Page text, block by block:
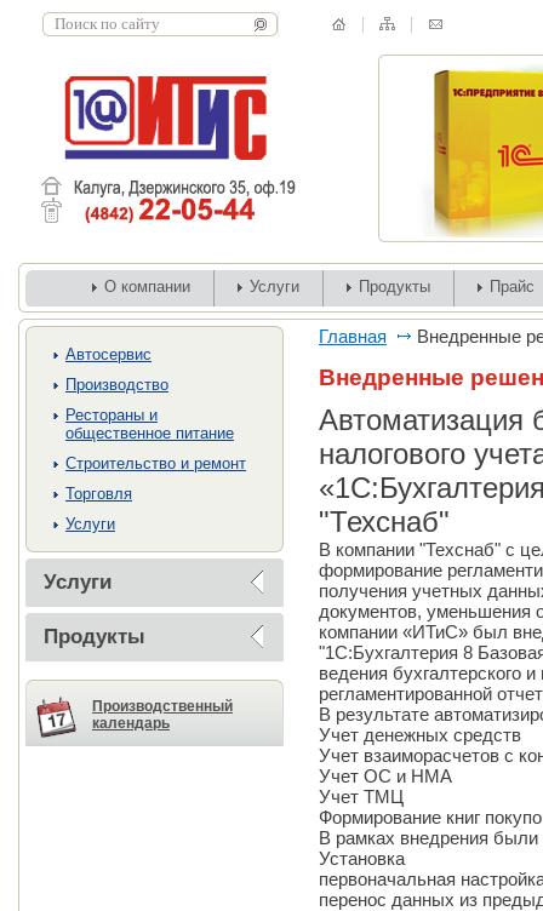
О компании Услуги Продукты Прайс
Автосервис
Производство
Рестораны и
общественное питание
Строительство и ремонт
Торговля
Услуги
Услуги
Продукты
Производственный
календарь
Главная Внедренные
Внедренные
Автоматизация
налогового
"Техснаб"
В компании "Техснаб" с
формирование
получения учетных
документов, уменьшения
компании «ИТиС» был
"1С:Бухгалтерия 8
ведения бухгалтерского и
регламентированной
В результате
Учет денежных средств
Учет взаиморасчетов с
Учет ОС и НМА
Учет ТМЦ
Формирование книг
В рамках внедрения
Установка
первоначальная
перенос данных из